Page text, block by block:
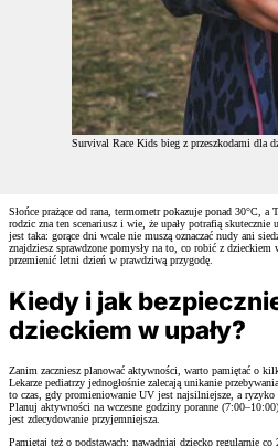
Survival Race Kids bieg z przeszkodami dla
Słońce prażące od rana, termometr pokazuje ponad 30°C,
rodzic zna ten scenariusz i wie, że upały potrafią
jest taka: gorące dni wcale nie muszą oznaczać nudy ani
znajdziesz sprawdzone pomysły na to, co robić z dzieckiem
przemienić letni dzień w prawdziwą przygodę.
Kiedy i jak
dzieckiem w upały?
Zanim zaczniesz planować aktywności, warto pamiętać o
Lekarze pediatrzy jednogłośnie zalecają unikanie
to czas, gdy promieniowanie UV jest najsilniejsze, a ryzyko
Planuj aktywności na wczesne godziny poranne
jest zdecydowanie przyjemniejsza.
Pamiętaj też o podstawach: nawadniaj dziecko regularnie co